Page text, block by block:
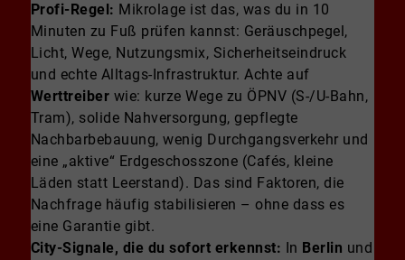
Profi-Regel: Mikrolage ist das, was du in 10
Minuten zu Fuß prüfen kannst: Geräuschpegel,
Licht, Wege, Nutzungsmix, Sicherheitseindruck
und echte Alltags-Infrastruktur. Achte auf
Werttreiber wie: kurze Wege zu ÖPNV (S-/U-Bahn,
Tram), solide Nahversorgung, gepflegte
Nachbarbebauung, wenig Durchgangsverkehr und
eine „aktive“ Erdgeschosszone (Cafés, kleine
Läden statt Leerstand). Das sind Faktoren, die
Nachfrage häufig stabilisieren – ohne dass es
eine Garantie gibt.
City-Signale, die du sofort erkennst: In Berlin und